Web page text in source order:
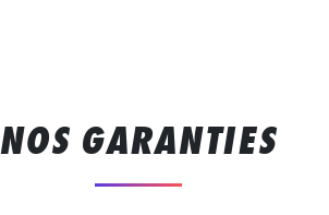
NOS GARANTIES